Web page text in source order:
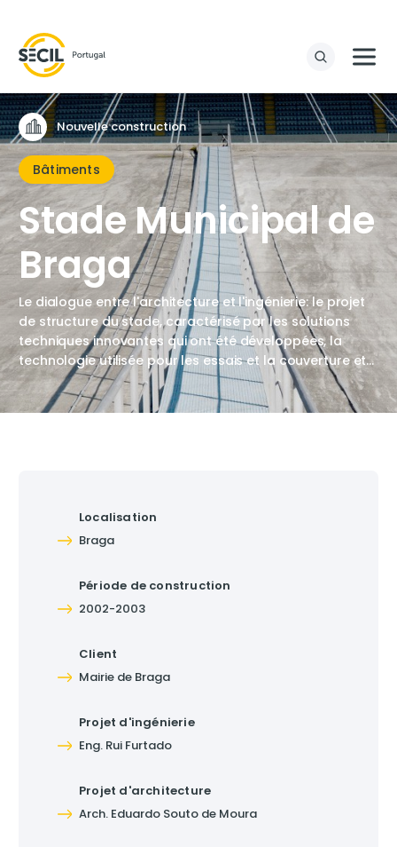
Bâtiments
Nouvelle construction
Stade Municipal de
Braga
Le dialogue entre l'architecture et l'ingénierie: le projet
de structure du stade, caractérisé par les solutions
techniques innovantes qui ont été développées, la
technologie utilisée pour les essais et la couverture et
la planification méticuleuse de la mise en œuvre des
travaux de construction.
Localisation
Braga
Période de construction
2002-2003
Client
Mairie de Braga
Projet d'ingénierie
Eng. Rui Furtado
Projet d'architecture
Arch. Eduardo Souto de Moura